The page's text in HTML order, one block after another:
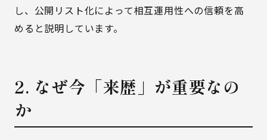
し、公開リスト化によって相互運用性への信頼を高
めると説明しています。
2. なぜ今「来歴」が重要なの
か